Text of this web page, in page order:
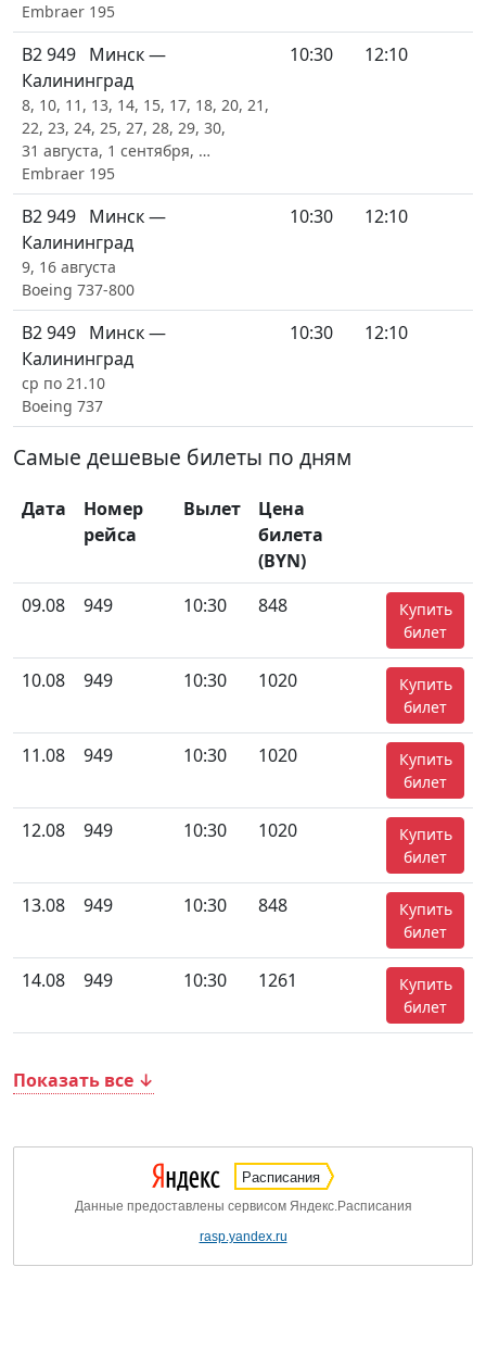
Embraer 195
B2 949 Минск —
Калининград
8, 10, 11, 13, 14, 15, 17, 18, 20, 21,
22, 23, 24, 25, 27, 28, 29, 30,
31 августа, 1 сентября, …
Embraer 195
10:30 12:10
B2 949 Минск —
Калининград
9, 16 августа
Boeing 737-800
10:30 12:10
B2 949 Минск —
Калининград
ср по 21.10
Boeing 737
10:30 12:10
Самые дешевые билеты по дням
Дата
Номер
рейса
Вылет
Цена
билета
(BYN)
09.08
949 10:30 848
Купить
билет
10.08 949 10:30 1020
Купить
билет
11.08 949 10:30 1020
Купить
билет
12.08 949 10:30 1020
Купить
билет
13.08 949 10:30 848
Купить
билет
14.08 949 10:30 1261
Купить
билет
Показать все ↓
Расписания
Данные предоставлены сервисом Яндекс.Расписания
rasp.yandex.ru